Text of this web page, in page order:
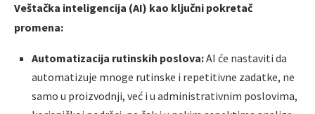
Veštačka inteligencija (AI) kao ključni pokretač
promena:
Automatizacija rutinskih poslova:AI će nastaviti da
automatizuje mnoge rutinske i repetitivne zadatke, ne
samo u proizvodnji, već i u administrativnim poslovima,